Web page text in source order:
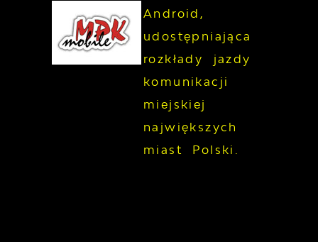
Android,
udostępniająca
rozkłady jazdy
komunikacji
miejskiej
największych
miast Polski.